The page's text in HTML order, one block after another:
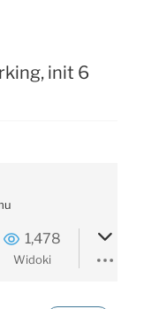
init 6
1,478
Widoki